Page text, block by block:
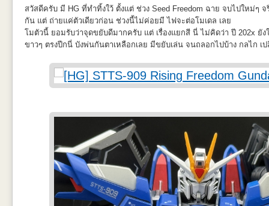
โมประกอบเหมือนจะง่าย แต่อาจจะต้องบีบอัดขัดแต่งกันเยอะ ถ้ามีการ
เยอะ ต้องย้ำลายบนลำตัวเพื่อให้Washง่าย Decal บางเฉียบ ต้องระมัดระ
แนบและเกยกัน บังพ่นน่าจะดีกว่า ดีอย่างเดียวคือราคา ถ้าให้แนะนำ ผมว่
น่าสน
สวัสดีครับ มี HG ที่ทำทิ้งใว้ ตั้งแต่ ช่วง Seed Freedom ฉาย จบไปใหม่ๆ
กัน แต่ ถ่ายแค่ตัวเดียวก่อน ช่วงนี้ไม่ค่อยมี ไฟจะต่อโมเดล เลย
โมตัวนี้ ยอมรับว่าจุดขยับดีมากครับ แต่ เรื่องแยกสี นี่ ไม่คิดว่า ปี 202x ยัง
ขาวๆ ตรงปีกนี่ บังพ่นกันตาเหลือกเลย มีขยับเล่น จนถลอกไปบ้าง กลไก เ